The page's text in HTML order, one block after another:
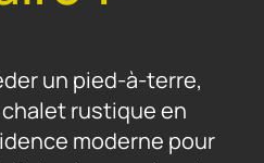
EXCAVATION
un pied-à-terre,
chalet rustique en
moderne pour